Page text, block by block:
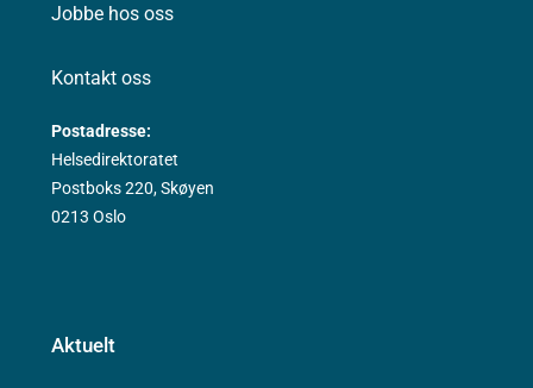
Jobbe hos oss
Kontakt oss
Postadresse:
Helsedirektoratet
Postboks 220, Skøyen
0213 Oslo
Aktuelt